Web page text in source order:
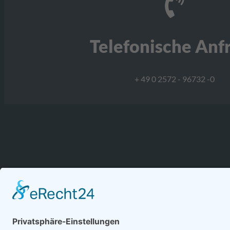
Telefonische
+ 49 0 2572 - 96732 -0